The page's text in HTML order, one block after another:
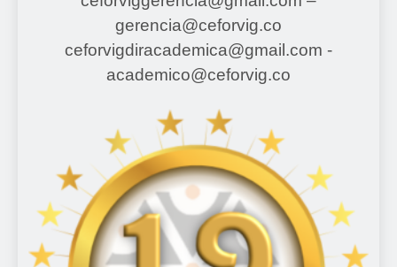
gerencia@ceforvig.co
ceforvigdiracademica@gmail.com -
academico@ceforvig.co